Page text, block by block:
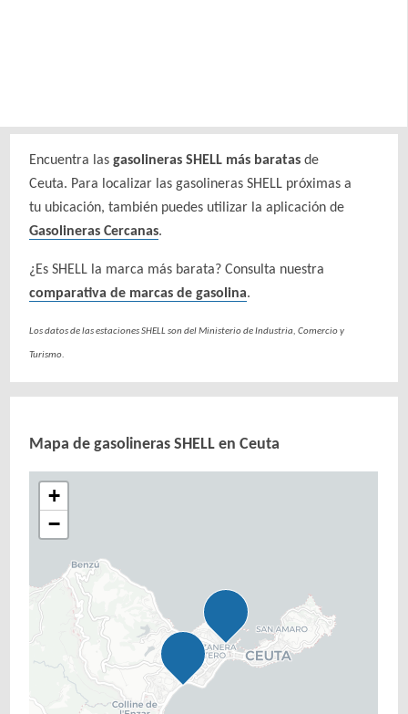
Encuentra lasgasolineras SHELL más baratas de
Ceuta. Para localizar las gasolineras SHELL próximas a
tu ubicación, también puedes utilizar la aplicación de
Gasolineras Cercanas.
¿Es SHELL la marca más barata? Consulta nuestra
comparativa de marcas de gasolina.
Los datos de las estaciones SHELL son del Ministerio de Industria, Comercio y
Turismo.
Mapa de gasolineras SHELL en Ceuta
+
−